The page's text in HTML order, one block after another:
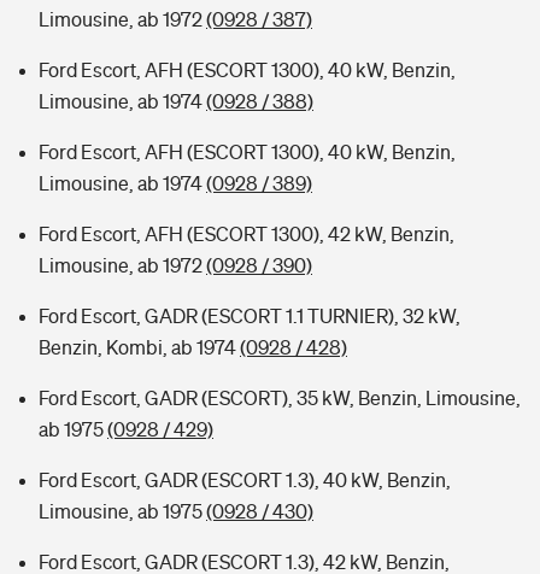
Limousine, ab 1972(0928 / 387)
Ford Escort, AFH (ESCORT 1300), 40 kW, Benzin,
Limousine, ab 1974(0928 / 388)
Ford Escort, AFH (ESCORT 1300), 40 kW, Benzin,
Limousine, ab 1974(0928 / 389)
Ford Escort, AFH (ESCORT 1300), 42 kW, Benzin,
Limousine, ab 1972(0928 / 390)
Ford Escort, GADR (ESCORT 1.1 TURNIER), 32 kW,
Benzin, Kombi, ab 1974(0928 / 428)
Ford Escort, GADR (ESCORT), 35 kW, Benzin, Limousine,
ab 1975(0928 / 429)
Ford Escort, GADR (ESCORT 1.3), 40 kW, Benzin,
Limousine, ab 1975(0928 / 430)
Ford Escort, GADR (ESCORT 1.3), 42 kW, Benzin,